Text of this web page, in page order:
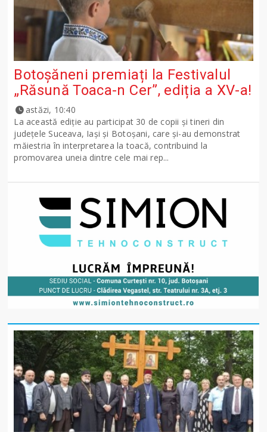
Botoșăneni premiați la Festivalul
„Răsună Toaca-n Cer”, ediția a XV-a!
astăzi, 10:40
La această ediție au participat 30 de copii și tineri din
județele Suceava, Iași și Botoșani, care și-au demonstrat
măiestria în interpretarea la toacă, contribuind la
promovarea uneia dintre cele mai rep...